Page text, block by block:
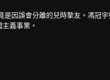
因誤會分離的兒時摯友。馮冠
義事業。